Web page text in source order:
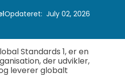
Opdateret: July 02, 2026
Standards 1, er en
der udvikler,
leverer globalt